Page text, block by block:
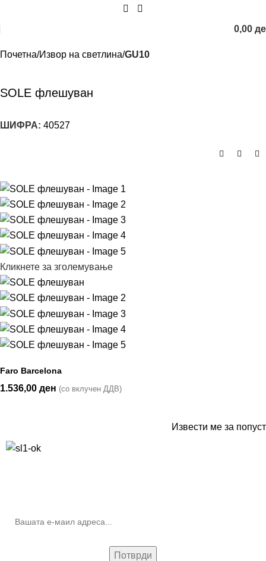
0,00
Почетна Извор на светлина GU10
SOLE флешуван
ШИФРА: 40527
Кликнете за зголемување
Faro Barcelona
1.536,00 ден (со вклучен ДДВ)
Извести ме за попуст